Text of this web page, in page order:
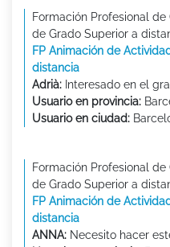
Formación Profesional
de Grado Superior a
FP Animación de
distancia
Adrià: Interesado en el
Usuario en provincia:
Usuario en ciudad:
Formación Profesional
de Grado Superior a
FP Animación de
distancia
ANNA: Necesito hacer